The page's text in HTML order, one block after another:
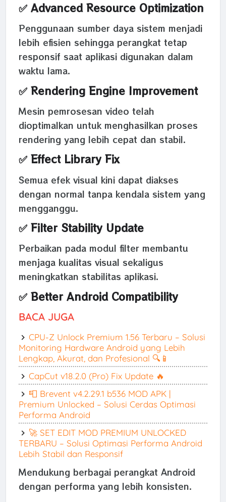
✅ Advanced Resource Optimization
Penggunaan sumber daya sistem menjadi
lebih efisien sehingga perangkat tetap
responsif saat aplikasi digunakan dalam
waktu lama.
✅ Rendering Engine Improvement
Mesin pemrosesan video telah
dioptimalkan untuk menghasilkan proses
rendering yang lebih cepat dan stabil.
✅ Effect Library Fix
Semua efek visual kini dapat diakses
dengan normal tanpa kendala sistem yang
mengganggu.
✅ Filter Stability Update
Perbaikan pada modul filter membantu
menjaga kualitas visual sekaligus
meningkatkan stabilitas aplikasi.
✅ Better Android Compatibility
BACA JUGA
CPU-Z Unlock Premium 1.56 Terbaru – Solusi
Monitoring Hardware Android yang Lebih
Lengkap, Akurat, dan Profesional 🔍📱
CapCut v18.2.0 (Pro) Fix Update 🔥
📮 Brevent v4.2.29.1 b536 MOD APK |
Premium Unlocked – Solusi Cerdas Optimasi
Performa Android
🚀 SET EDIT MOD PREMIUM UNLOCKED
TERBARU – Solusi Optimasi Performa Android
Lebih Stabil dan Responsif
Mendukung berbagai perangkat Android
dengan performa yang lebih konsisten.